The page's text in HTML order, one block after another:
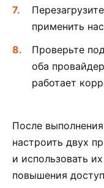
применить
Проверьте
оба
работает
После
настроить двух
и использовать
повышения